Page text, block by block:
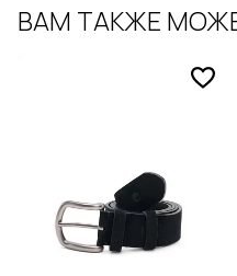
ВАМ ТАКЖЕ